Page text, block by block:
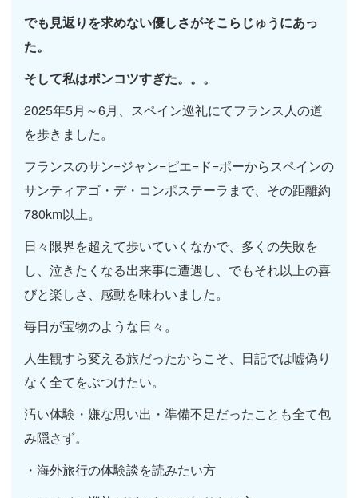
でも見返りを求めない優しさがそこらじゅうにあっ
た。
そして私はポンコツすぎた。。。
2025年5月～6月、スペイン巡礼にてフランス人の道
を歩きました。
フランスのサン=ジャン=ピエ=ド=ポーからスペインの
サンティアゴ・デ・コンポステーラまで、その距離約
780km以上。
日々限界を超えて歩いていくなかで、多くの失敗を
し、泣きたくなる出来事に遭遇し、でもそれ以上の喜
びと楽しさ、感動を味わいました。
毎日が宝物のような日々。
人生観すら変える旅だったからこそ、日記では嘘偽り
なく全てをぶつけたい。
汚い体験・嫌な思い出・準備不足だったことも全て包
み隠さず。
・海外旅行の体験談を読みたい方